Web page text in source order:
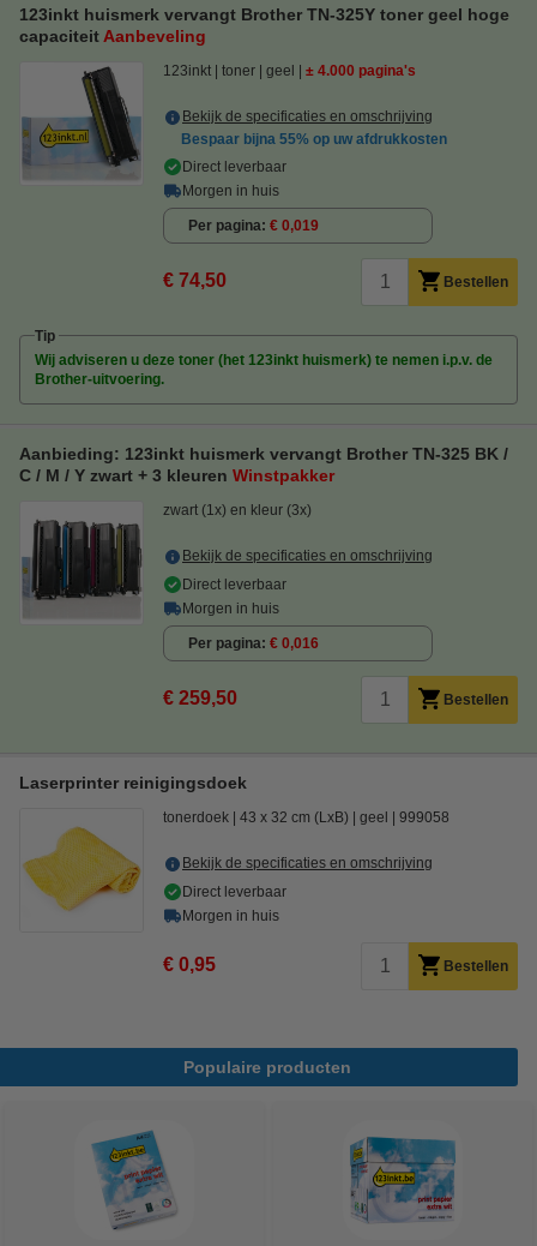
123inkt huismerk vervangt Brother TN-325Y toner geel hoge
capaciteit Aanbeveling
123inkt toner geel ± 4.000 pagina's
Bekijk de specificaties en omschrijving
Bespaar bijna 55% op uw afdrukkosten
Direct leverbaar
Morgen in huis
Per pagina € 0,019
€ 74,50 Bestellen
Tip
Wij adviseren u deze toner (het 123inkt huismerk) te nemen i.p.v. de
Brother-uitvoering.
Aanbieding: 123inkt huismerk vervangt Brother TN-325 BK /
C / M / Y zwart + 3 kleuren Winstpakker
zwart (1x) en kleur (3x)
Bekijk de specificaties en omschrijving
Direct leverbaar
Morgen in huis
Per pagina € 0,016
€ 259,50 Bestellen
Laserprinter reinigingsdoek
tonerdoek 43 x 32 cm (LxB) geel 999058
Bekijk de specificaties en omschrijving
Direct leverbaar
Morgen in huis
€ 0,95 Bestellen
Populaire producten